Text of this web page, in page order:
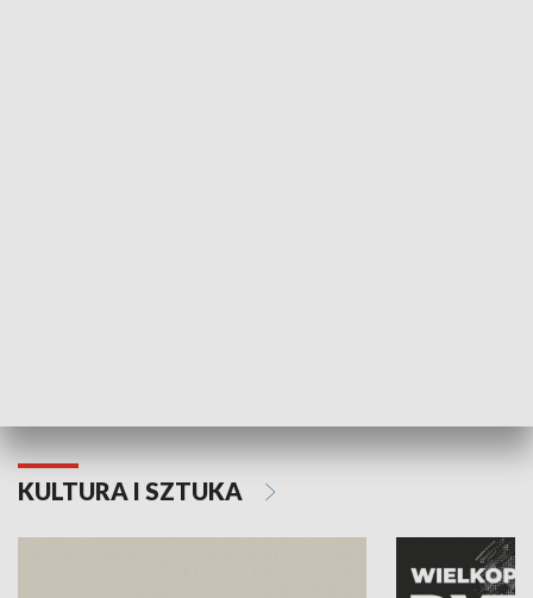
KULTURA I SZTUKA